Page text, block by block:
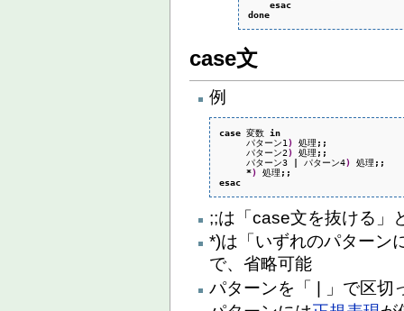
esac
done
case文
例
case 変数 in
パターン1 ) 処理 ;;
パターン2) 処理 ;;
パターン3
| パターン4) 処理 ;;
*) 処理 ;;
esac
;;は「case文を抜ける」
*)は「いずれのパターン
で、省略可能
パターンを「 | 」で区切